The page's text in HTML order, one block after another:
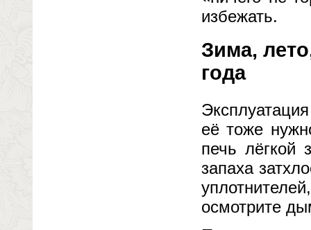
избежать.
Зима,
года
её тоже
печь лёгкой
запаха
осмотрите